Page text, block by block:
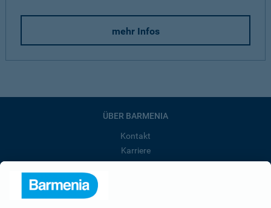
mehr Infos
ÜBER BARMENIA
Kontakt
Karriere